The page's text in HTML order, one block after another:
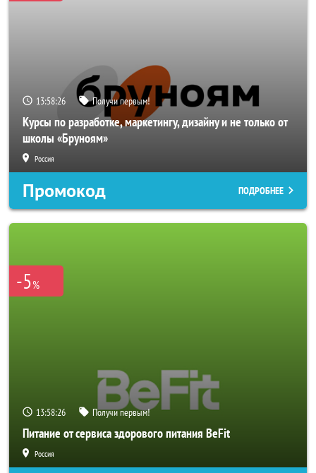
13:58:24 Получи первым!
Курсы по разработке, маркетингу, дизайну и не только от
школы «Бруноям»
Россия
Промокод ПОДРОБНЕЕ
-5%
13:58:24 Получи первым!
Питание от сервиса здорового питания BeFit
Россия